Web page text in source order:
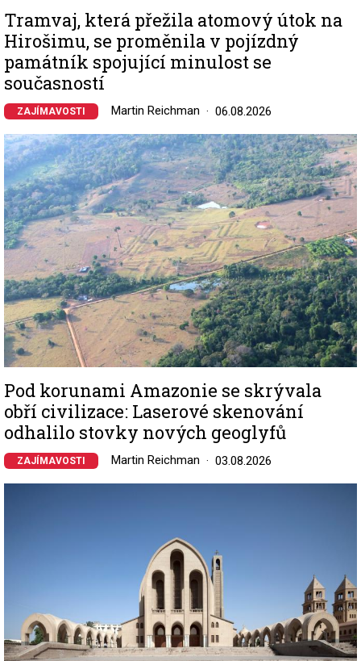
Tramvaj, která přežila atomový útok na
Hirošimu, se proměnila v pojízdný
památník spojující minulost se
současností
ZAJÍMAVOSTI Martin Reichman 06.08.2026
Image
Pod korunami Amazonie se skrývala
obří civilizace: Laserové skenování
odhalilo stovky nových geoglyfů
ZAJÍMAVOSTI Martin Reichman 03.08.2026